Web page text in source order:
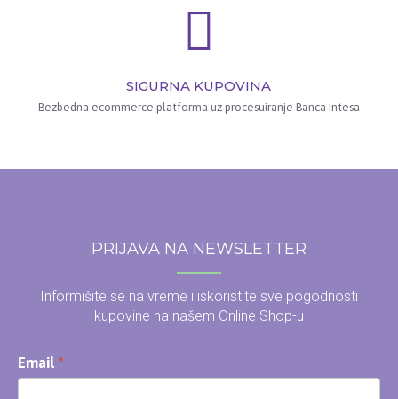
SIGURNA KUPOVINA
Bezbedna ecommerce platforma uz procesuiranje Banca Intesa
PRIJAVA NA NEWSLETTER
Informišite se na vreme i iskoristite sve pogodnosti
kupovine na našem Online Shop-u
Email